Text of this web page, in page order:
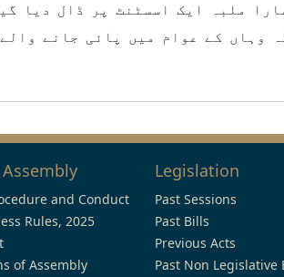
ملبہ ایک اسسٹنٹ پر ڈال دیا
وہاں کے عوام میں پائی جانے
and Conduct
Rules, 2025
of Assembly
Legislation
Past Sessions
Past Bills
Previous Acts
Past Non Legislative